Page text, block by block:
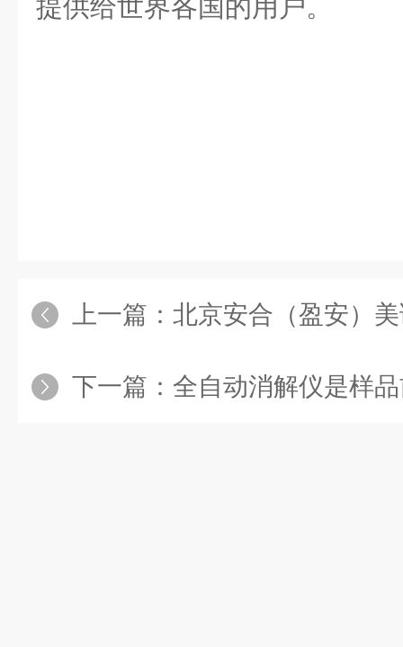
提供给世界各国的用户。
上一篇： 北京安合（盈安）
下一篇： 全自动消解仪是样